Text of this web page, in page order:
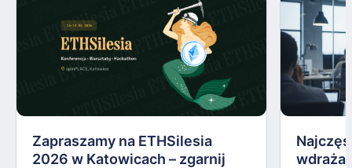
Zapraszamy na ETHSilesia
2026 w Katowicach – zgarnij